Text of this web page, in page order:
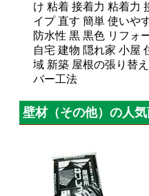
け 粘着 接着力 粘着力
イプ 直す 簡単 使いや
防水性 黒 黒色 リフォ
自宅 建物 隠れ家 小屋
域 新築 屋根の張り替
バー工法
壁材（その他）の人